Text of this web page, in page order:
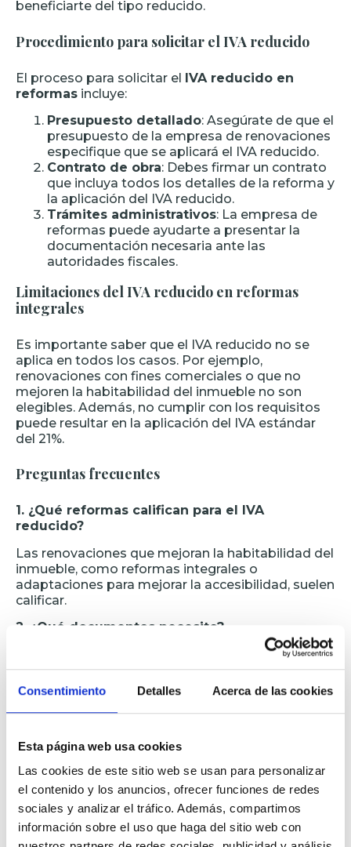
Consentimiento Detalles Acerca de las cookies
Esta página web usa cookies
Las cookies de este sitio web se usan para personalizar
el contenido y los anuncios, ofrecer funciones de redes
sociales y analizar el tráfico. Además, compartimos
información sobre el uso que haga del sitio web con
beneficiarte del tipo reducido.
Procedimiento para solicitar el IVA reducido
El proceso para solicitar el IVA reducido en
reformas incluye:
Presupuesto detallado: Asegúrate de que el
presupuesto de la empresa de renovaciones
especifique que se aplicará el IVA reducido.
Contrato de obra: Debes firmar un contrato
que incluya todos los detalles de la reforma y
la aplicación del IVA reducido.
Trámites administrativos: La empresa de
reformas puede ayudarte a presentar la
documentación necesaria ante las
autoridades fiscales.
Limitaciones del IVA reducido en reformas
integrales
Es importante saber que el IVA reducido no se
aplica en todos los casos. Por ejemplo,
renovaciones con fines comerciales o que no
mejoren la habitabilidad del inmueble no son
elegibles. Además, no cumplir con los requisitos
puede resultar en la aplicación del IVA estándar
del 21%.
Preguntas frecuentes
1. ¿Qué reformas califican para el IVA
reducido?
Las renovaciones que mejoran la habitabilidad del
inmueble, como reformas integrales o
adaptaciones para mejorar la accesibilidad, suelen
calificar.
2. ¿Qué documentos necesito?
Presupuesto detallado, contrato de obra y, si
aplica, un certificado de eficiencia energética.
3. ¿Cómo saber si mi reforma califica?
asesor fiscal te ayudará a verificar si tu proyecto
cumple con los requisitos.
4. ¿Qué pasa si no cumplo los requisitos?
Se aplicará el IVA estándar del 21%, y podrías
enfrentar sanciones fiscales.